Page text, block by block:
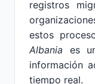
registros
estos
Albania es
información
tiempo real.